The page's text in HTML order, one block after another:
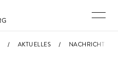
AKTUELLES NACHRICHT